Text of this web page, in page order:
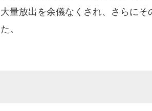
大量放出を余儀なくされ、さらに
た。